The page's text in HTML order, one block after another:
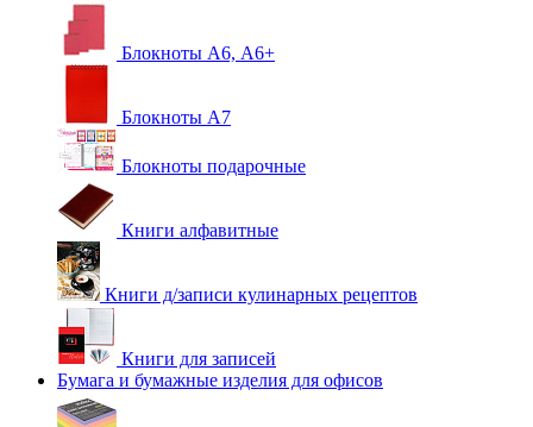
Блокноты А6, А6+
Блокноты А7
Блокноты подарочные
Книги алфавитные
Книги д/записи кулинарных рецептов
Книги для записей
Бумага и бумажные изделия для офисов